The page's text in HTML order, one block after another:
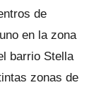
de
en la zona
barrio Stella
zonas de